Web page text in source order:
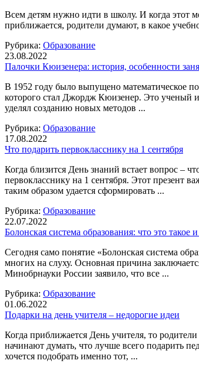
Всем детям нужно идти в школу. И когда этот
приближается, родители думают, в какое
Рубрика: Образование
23.08.2022
Палочки Кюизенера: история, особенности
В 1952 году было выпущено математическое
которого стал Джордж Кюизенер. Это ученый
уделял созданию новых методов ...
Рубрика: Образование
17.08.2022
Что подарить первокласснику на 1 сентября
Когда близится День знаний встает вопрос –
первокласснику на 1 сентября. Этот презент
таким образом удается сформировать ...
Рубрика: Образование
22.07.2022
Болонская система образования: что это такое
Сегодня само понятие «Болонская система
многих на слуху. Основная причина
Минобрнауки России заявило, что все ...
Рубрика: Образование
01.06.2022
Подарки на день учителя – недорогие идеи
Когда приближается День учителя, то
начинают думать, что лучше всего подарить
хочется подобрать именно тот, ...